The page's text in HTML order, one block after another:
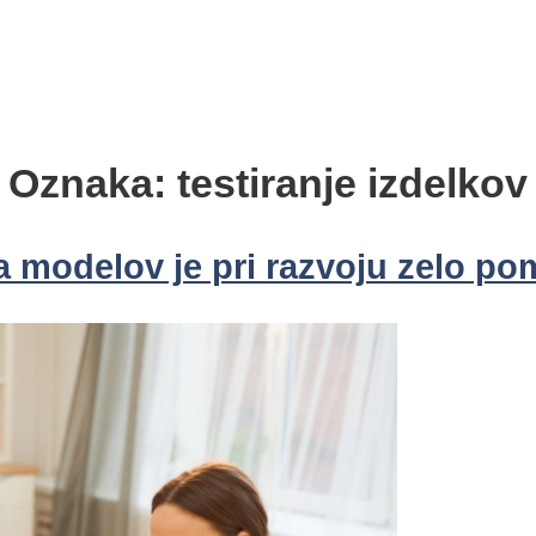
Oznaka: testiranje izdelkov
modelov je pri razvoju zelo